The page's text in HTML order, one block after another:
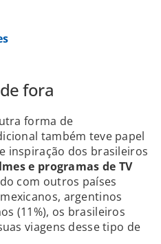
fora
forma de
também teve papel
inspiração dos brasileiros
e programas de TV
com outros países
argentinos
(11%), os brasileiros
viagens desse tipo de